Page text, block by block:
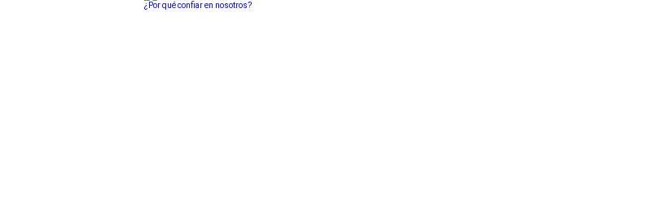
¿Por qué confiar en nosotros?